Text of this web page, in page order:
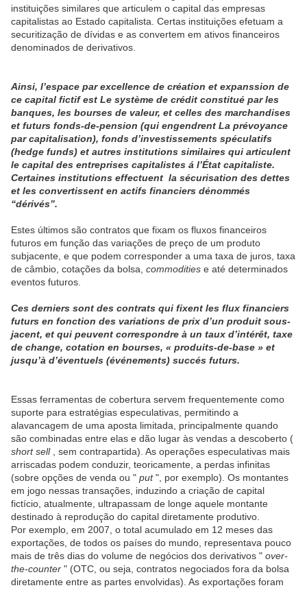
instituições similares que articulem o capital das empresas
capitalistas ao Estado capitalista. Certas instituições efetuam a
securitização de dívidas e as convertem em ativos financeiros
denominados de derivativos.
Ainsi, l’espace par excellence de création et expanssion de
ce capital fictif est Le système de crédit constitué par les
banques, les bourses de valeur, et celles des marchandises
et futurs fonds-de-pension (qui engendrent La prévoyance
par capitalisation), fonds d’investissements spéculatifs
(hedge funds) et autres institutions similaires qui articulent
le capital des entreprises capitalistes á l’État capitaliste.
Certaines institutions effectuent la sécurisation des dettes
et les convertissent en actifs financiers dénommés
“dérivés”.
Estes últimos são contratos que fixam os fluxos financeiros
futuros em função das variações de preço de um produto
subjacente, e que podem corresponder a uma taxa de juros, taxa
de câmbio, cotações da bolsa, commodities e até determinados
eventos futuros.
Ces derniers sont des contrats qui fixent les flux financiers
futurs en fonction des variations de prix d’un produit sous-
jacent, et qui peuvent correspondre à un taux d’intérêt, taxe
de change, cotation en bourses, « produits-de-base » et
jusqu’à d’éventuels (événements) succés futurs.
Essas ferramentas de cobertura servem frequentemente como
suporte para estratégias especulativas, permitindo a
alavancagem de uma aposta limitada, principalmente quando
são combinadas entre elas e dão lugar às vendas a descoberto (
short sell, sem contrapartida). As operações especulativas mais
arriscadas podem conduzir, teoricamente, a perdas infinitas
(sobre opções de venda ou " put", por exemplo). Os montantes
em jogo nessas transações, induzindo a criação de capital
fictício, atualmente, ultrapassam de longe aquele montante
destinado à reprodução do capital diretamente produtivo.
Por exemplo, em 2007, o total acumulado em 12 meses das
exportações, de todos os países do mundo, representava pouco
mais de três dias do volume de negócios dos derivativos " over-
the-counter " (OTC, ou seja, contratos negociados fora da bolsa
diretamente entre as partes envolvidas). As exportações foram